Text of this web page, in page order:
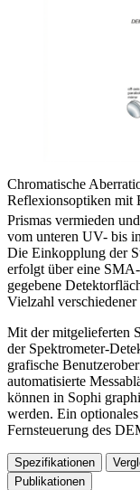
Chromatische
Reflexionsoptiken mit
Prismas vermieden
vom unteren UV- bis
Die Einkopplung der
erfolgt über eine
gegebene
Vielzahl
Mit der mitgelieferten
der Spektrometer-
grafische
automatisierte
können in Sophi
werden. Ein
Fernsteuerung des
Spezifikationen
Publikationen